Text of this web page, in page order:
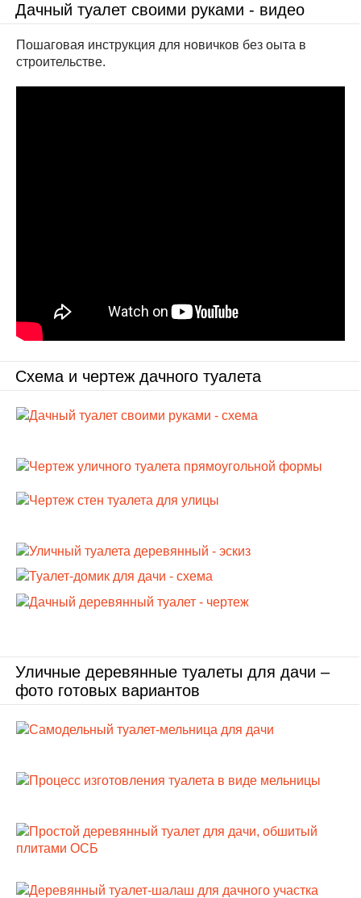
Дачный туалет своими руками - видео
Пошаговая инструкция для новичков без оыта в
строительстве.
Схема и чертеж дачного туалета
Уличные деревянные туалеты для дачи –
фото готовых вариантов